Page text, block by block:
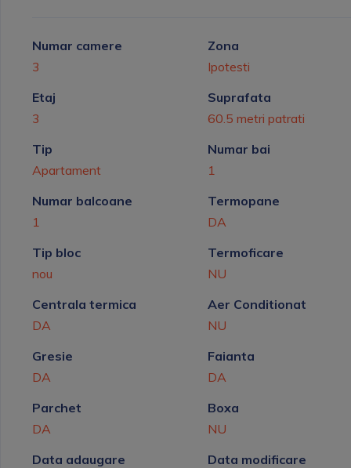
Numar camere
3
Zona
Ipotesti
Etaj
3
Suprafata
60.5 metri patrati
Tip
Apartament
Numar bai
1
Numar balcoane
1
Termopane
DA
Tip bloc
nou
Termoficare
NU
Centrala termica
DA
Aer Conditionat
NU
Gresie
DA
Faianta
DA
Parchet
DA
Boxa
NU
Data adaugare
Data modificare